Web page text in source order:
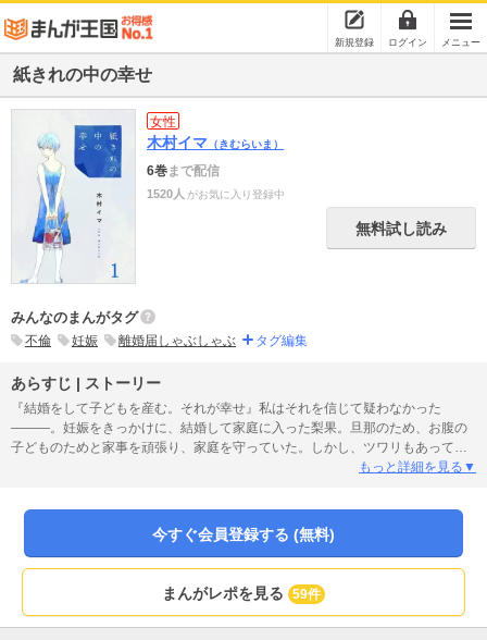
新規登録 ログイン メニュー
紙きれの中の幸せ
女性
木村イマ （きむらいま）
6巻まで配信
1520人 がお気に入り登録中
無料試し読み
みんなのまんがタグ
不倫 妊娠 離婚届しゃぶしゃぶ タグ編集
あらすじ | ストーリー
『結婚をして子どもを産む。それが幸せ』私はそれを信じて疑わなかった
―――。妊娠をきっかけに、結婚して家庭に入った梨果。旦那のため、お腹の
子どものためと家事を頑張り、家庭を守っていた。しかし、ツワリもあって小
さいことで旦那の京汰に当たってしまう。うまく噛み合わないふたり。嫌気が
もっと詳細を見る▼
今すぐ会員登録する (無料)
まんがレポを見る 59件